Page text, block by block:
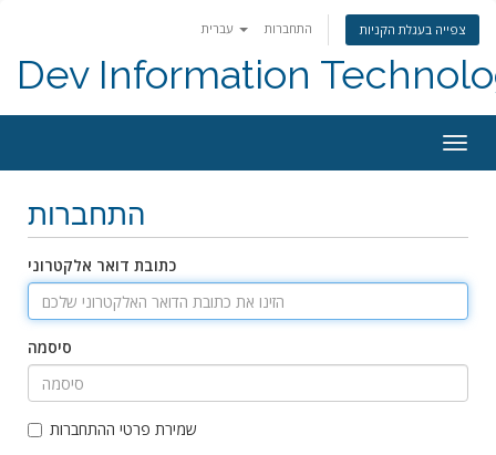
התחברות צפייה בעגלת הקניות
Dev Information
התחברות
כתובת דואר אלקטרוני
סיסמה
שמירת פרטי ההתחברות